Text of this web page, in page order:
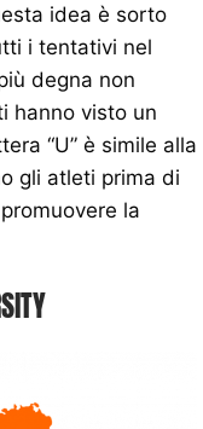
idea è sorto
i tentativi nel
degna non
hanno visto un
“U” è simile alla
gli atleti prima di
la